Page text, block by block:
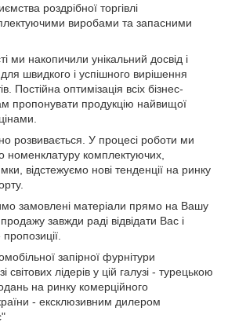
роздрібної торгівлі
виробами та запасними
ми накопичили унікальний досвід і
для швидкого і успішного вирішення
Постійна оптимізація всіх бізнес-
пропонувати продукцію найвищої
розвивається. У процесі роботи ми
номенклатуру комплектуючих,
відстежуємо нові тенденції на ринку
замовлені матеріали прямо на Вашу
завжди раді відвідати Вас і
запірної фурнітури
світових лідерів у цій галузі - турецькою
на ринку комерційного
- ексклюзивним дилером